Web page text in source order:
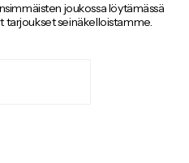
joukossa löytämässä
tarjoukset seinäkelloistamme.